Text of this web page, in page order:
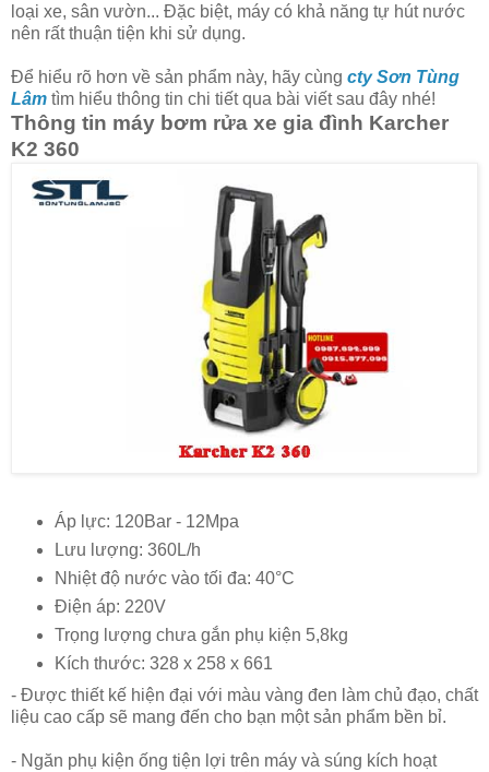
loại xe, sân vườn... Đặc biệt, máy có khả năng tự hút nước
nên rất thuận tiện khi sử dụng.
Để hiểu rõ hơn về sản phẩm này, hãy cùng cty Sơn Tùng
Lâm tìm hiểu thông tin chi tiết qua bài viết sau đây nhé!
Thông tin máy bơm rửa xe gia đình Karcher
K2 360
Áp lực: 120Bar - 12Mpa
Lưu lượng: 360L/h
Nhiệt độ nước vào tối đa: 40°C
Điện áp: 220V
Trọng lượng chưa gắn phụ kiện 5,8kg
Kích thước: 328 x 258 x 661
- Được thiết kế hiện đại với màu vàng đen làm chủ đạo, chất
liệu cao cấp sẽ mang đến cho bạn một sản phẩm bền bỉ.
- Ngăn phụ kiện ống tiện lợi trên máy và súng kích hoạt